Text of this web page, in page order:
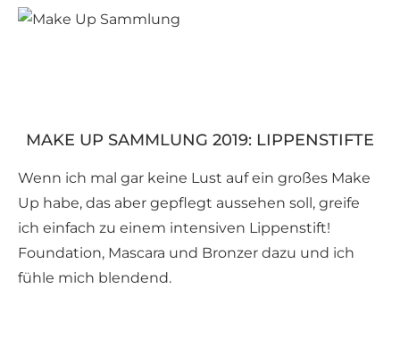
MAKE UP SAMMLUNG 2019: LIPPENSTIFTE
Wenn ich mal gar keine Lust auf ein großes Make
Up habe, das aber gepflegt aussehen soll, greife
ich einfach zu einem intensiven Lippenstift!
Foundation, Mascara und Bronzer dazu und ich
fühle mich blendend.